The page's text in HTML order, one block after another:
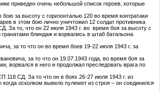
приведен очень небольшой список героев, которые
за высоту с горизонталью 120 во время контратаки
в этом бою лично уничтожил 12 солдат противника
За то, что он 22 июля 1943 г. во время боя за высоту с
блиндаж и ворвались в штаб батальона
за то что он во время боев 19-22 июля 1943 г. за
за то что он 19.07.1943 года, во время боя за
ворвался в него и продолжал преследовать врага по
118 СД. За то что он в боях 26-27 июля 1943 г. из
осколком вывело пулемет из строя – он соединился